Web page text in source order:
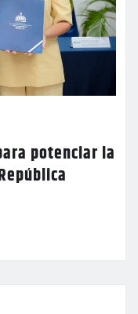
potenciar la